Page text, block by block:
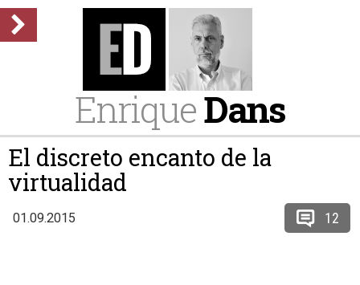
EnriqueDans
El discreto encanto de la
virtualidad
01.09.2015 12